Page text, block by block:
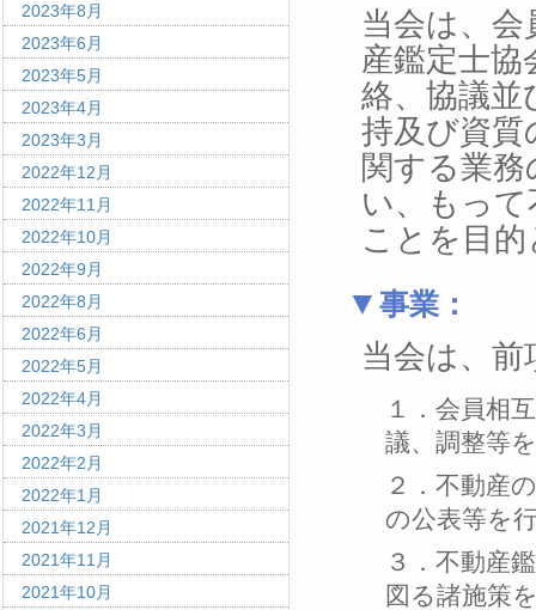
当会は、会
産鑑定士
絡、協議並
持及び資質
関する業
い、もっ
ことを目
事業：
当会は、
１．会員相
議、調整等
２．不動産
の公表等を
３．不動産
図る諸施策
2023年8月
2023年6月
2023年5月
2023年4月
2023年3月
2022年12月
2022年11月
2022年10月
2022年9月
2022年8月
2022年6月
2022年5月
2022年4月
2022年3月
2022年2月
2022年1月
2021年12月
2021年11月
2021年10月